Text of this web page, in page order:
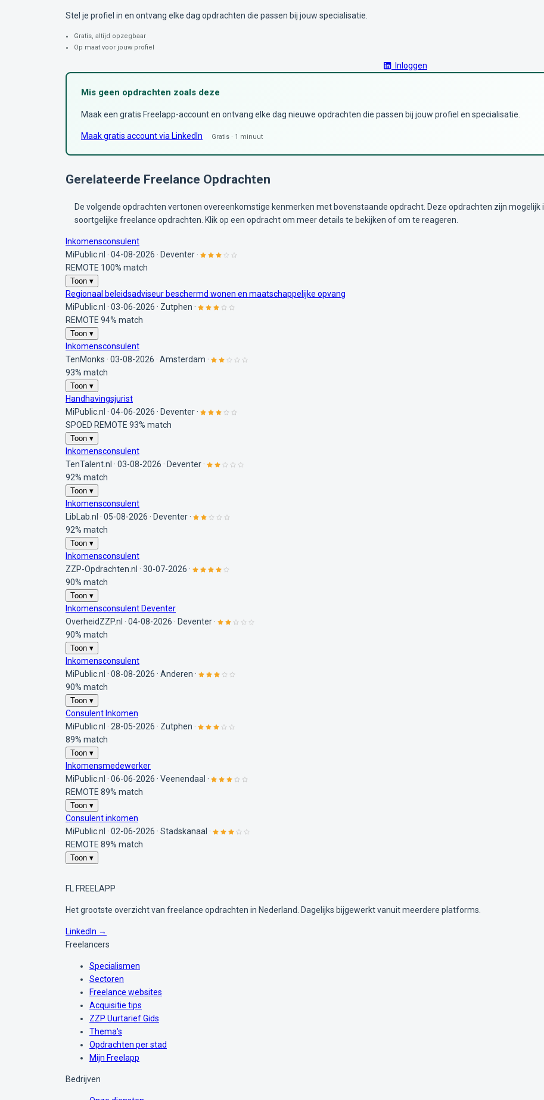
Stel je profiel in en ontvang elke dag opdrachten die passen bij jouw specialisatie.
Gratis, altijd opzegbaar
Op maat voor jouw profiel
Inloggen
Mis geen opdrachten zoals deze
Maak een gratis Freelapp-account en ontvang elke dag nieuwe opdrachten die passen bij jouw profiel en specialisatie.
Maak gratis account via LinkedIn Gratis · 1 minuut
Gerelateerde Freelance Opdrachten
De volgende opdrachten vertonen overeenkomstige kenmerken met bovenstaande opdracht. Deze opdrachten zijn
soortgelijke freelance opdrachten. Klik op een opdracht om meer details te bekijken of om te reageren.
Inkomensconsulent
MiPublic.nl · 04-08-2026 · Deventer ·
REMOTE 100% match
Toon ▾
Regionaal beleidsadviseur beschermd wonen en maatschappelijke opvang
MiPublic.nl · 03-06-2026 · Zutphen ·
REMOTE 94% match
Toon ▾
Inkomensconsulent
TenMonks · 03-08-2026 · Amsterdam ·
93% match
Toon ▾
Handhavingsjurist
MiPublic.nl · 04-06-2026 · Deventer ·
SPOED REMOTE 93% match
Toon ▾
Inkomensconsulent
TenTalent.nl · 03-08-2026 · Deventer ·
92% match
Toon ▾
Inkomensconsulent
LibLab.nl · 05-08-2026 · Deventer ·
92% match
Toon ▾
Inkomensconsulent
ZZP-Opdrachten.nl · 30-07-2026 ·
90% match
Toon ▾
Inkomensconsulent Deventer
OverheidZZP.nl · 04-08-2026 · Deventer ·
90% match
Toon ▾
Inkomensconsulent
MiPublic.nl · 08-08-2026 · Anderen ·
90% match
Toon ▾
Consulent Inkomen
MiPublic.nl · 28-05-2026 · Zutphen ·
89% match
Toon ▾
Inkomensmedewerker
MiPublic.nl · 06-06-2026 · Veenendaal ·
REMOTE 89% match
Toon ▾
Consulent inkomen
MiPublic.nl · 02-06-2026 · Stadskanaal ·
REMOTE 89% match
Toon ▾
FL FREELAPP
Het grootste overzicht van freelance opdrachten in Nederland. Dagelijks bijgewerkt vanuit meerdere platforms.
LinkedIn →
Freelancers
Specialismen
Sectoren
Freelance websites
Acquisitie tips
ZZP Uurtarief Gids
Thema's
Opdrachten per stad
Mijn Freelapp
Bedrijven